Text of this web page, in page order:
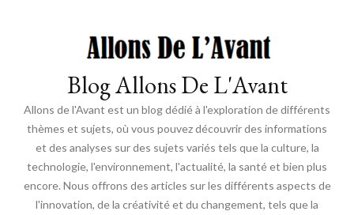
Blog Allons De L'Avant
Allons de l'Avant est un blog dédié à l'exploration de différents
thèmes et sujets, où vous pouvez découvrir des informations
et des analyses sur des sujets variés tels que la culture, la
technologie, l'environnement, l'actualité, la santé et bien plus
encore. Nous offrons des articles sur les différents aspects de
l'innovation, de la créativité et du changement, tels que la